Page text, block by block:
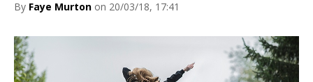
By Faye Murton on 20/03/18, 17:41